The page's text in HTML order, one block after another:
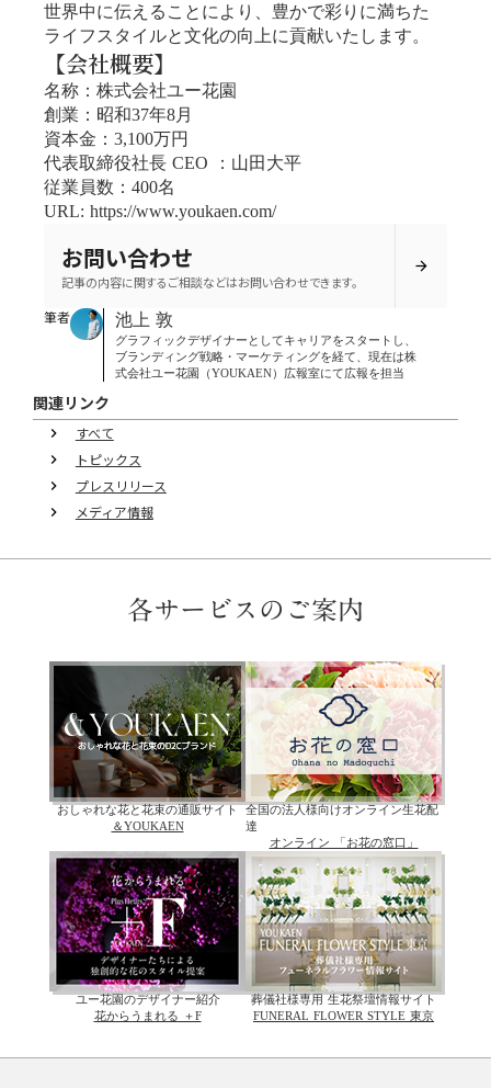
世界中に伝えることにより、豊かで彩りに満ちた
ライフスタイルと文化の向上に貢献いたします。
【会社概要】
名称：株式会社ユー花園
創業：昭和37年8月
資本金：3,100万円
代表取締役社長 CEO ：山田大平
従業員数：400名
URL: https://www.youkaen.com/
お問い合わせ
記事の内容に関するご相談などはお問い合わせできます。
arrow_forward
筆者 池上 敦
グラフィックデザイナーとしてキャリアをスタートし、
ブランディング戦略・マーケティングを経て、現在は株
式会社ユー花園（YOUKAEN）広報室にて広報を担当
関連リンク
keyboard_arrow_right すべて
keyboard_arrow_right トピックス
keyboard_arrow_right プレスリリース
keyboard_arrow_right メディア情報
各サービスのご案内
おしゃれな花と花束の通販サイト
＆YOUKAEN
全国の法人様向けオンライン生花配
達
オンライン 「お花の窓口」
ユー花園のデザイナー紹介
花からうまれる ＋F
葬儀社様専用 生花祭壇情報サイト
FUNERAL FLOWER STYLE 東京